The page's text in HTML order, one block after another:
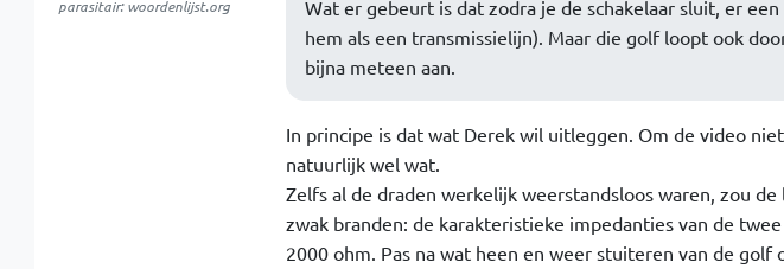
parasitair: woordenlijst.org
Wat er gebeurt is dat zodra je de schakelaar sluit, er
hem als een transmissielijn). Maar die golf loopt ook
bijna meteen aan.
In principe is dat wat Derek wil uitleggen. Om de video
natuurlijk wel wat.
Zelfs al de draden werkelijk weerstandsloos waren, zou
zwak branden: de karakteristieke impedanties van de
2000 ohm. Pas na wat heen en weer stuiteren van de